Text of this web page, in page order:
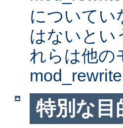
についてい
はないとい
れらは他の
特別な目